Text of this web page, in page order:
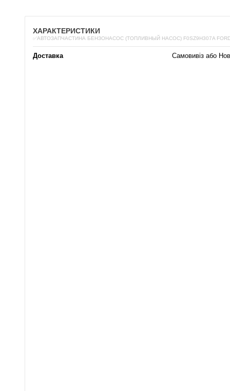
ХАРАКТЕРИСТИКИ
✅АВТОЗАПЧАСТИНА БЕНЗОНАСОС (ТОПЛИВНЫЙ НАСОС) F0SZ9H307A
Доставка Самовивіз або